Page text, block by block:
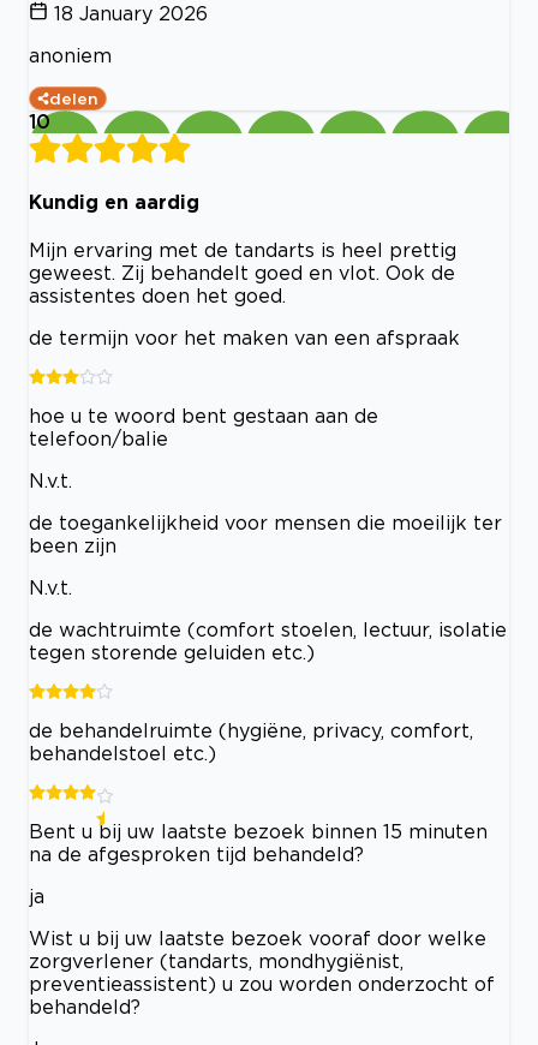
18 January 2026
anoniem
delen
10
Kundig en aardig
Mijn ervaring met de tandarts is heel prettig
geweest. Zij behandelt goed en vlot. Ook de
assistentes doen het goed.
de termijn voor het maken van een afspraak
hoe u te woord bent gestaan aan de
telefoon/balie
N.v.t.
de toegankelijkheid voor mensen die moeilijk ter
been zijn
N.v.t.
de wachtruimte (comfort stoelen, lectuur, isolatie
tegen storende geluiden etc.)
de behandelruimte (hygiëne, privacy, comfort,
behandelstoel etc.)
Bent u bij uw laatste bezoek binnen 15 minuten
na de afgesproken tijd behandeld?
ja
Wist u bij uw laatste bezoek vooraf door welke
zorgverlener (tandarts, mondhygiënist,
preventieassistent) u zou worden onderzocht of
behandeld?